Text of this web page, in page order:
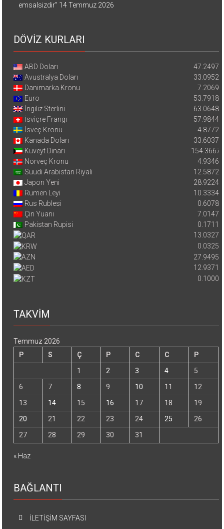
emsalsizdir” 14 Temmuz 2026
DÖVİZ KURLARI
ABD Doları
47.2497
Avustralya Doları
33.0952
Danimarka Kronu
7.2069
Euro
53.7918
İngiliz Sterlini
63.0648
İsviçre Frangı
57.9844
İsveç Kronu
4.8772
Kanada Doları
33.6037
Kuveyt Dinarı
154.3667
Norveç Kronu
4.9346
Suudi Arabistan Riyali
12.5872
Japon Yeni
28.9224
Rumen Leyi
10.3334
Rus Rublesi
0.6078
Çin Yuanı
7.0147
Pakistan Rupisi
0.1711
13.0327
0.0325
27.9495
12.9371
0.1000
TAKVİM
Temmuz 2026
P
S Ç P C C
P
1
2 3 4
5
6
7 8 9 10 11
12
13
14 15 16 17 18
19
20
21 22 23 24 25
26
27
28 29 30 31
« Haz
BAĞLANTI
İLETİŞİM SAYFASI